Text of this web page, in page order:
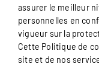
assurer le meilleur
personnelles en
vigueur sur la
Cette Politique de
site et de nos